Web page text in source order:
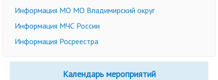
Информация МО МО Владимирский округ
Информация МЧС России
Информация Росреестра
Календарь мероприятий